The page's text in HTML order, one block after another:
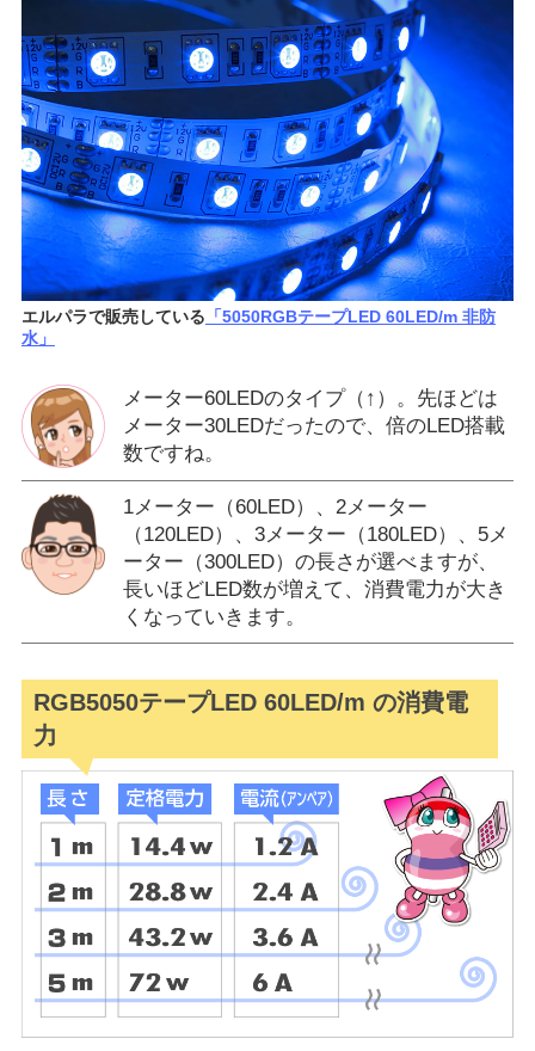
エルパラで販売している 「5050RGBテープLED 60LED/m 非防
水」
メーター60LEDのタイプ（↑）。先ほどは
メーター30LEDだったので、倍のLED搭載
数ですね。
1メーター（60LED）、2メーター
（120LED）、3メーター（180LED）、5メ
ーター（300LED）の長さが選べますが、
長いほどLED数が増えて、消費電力が大き
くなっていきます。
RGB5050テープLED 60LED/m の消費電
力